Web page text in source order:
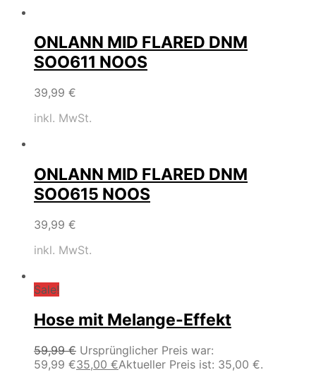
ONLANN MID FLARED DNM
SOO611 NOOS
39,99 €
inkl. MwSt.
ONLANN MID FLARED DNM
SOO615 NOOS
39,99 €
inkl. MwSt.
Sale!
Hose mit Melange-Effekt
59,99€ Ursprünglicher Preis war:
59,99 €35,00 €Aktueller Preis ist: 35,00 €.